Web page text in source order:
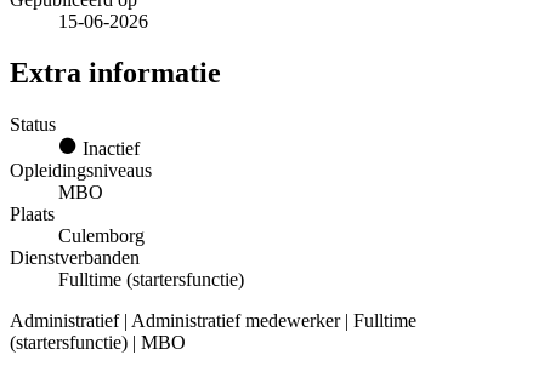
15-06-2026
Extra informatie
Status
Inactief
Opleidingsniveaus
MBO
Plaats
Culemborg
Dienstverbanden
Fulltime (startersfunctie)
Administratief | Administratief medewerker | Fulltime
(startersfunctie) | MBO